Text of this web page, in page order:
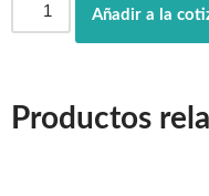
Añadir a la
Productos